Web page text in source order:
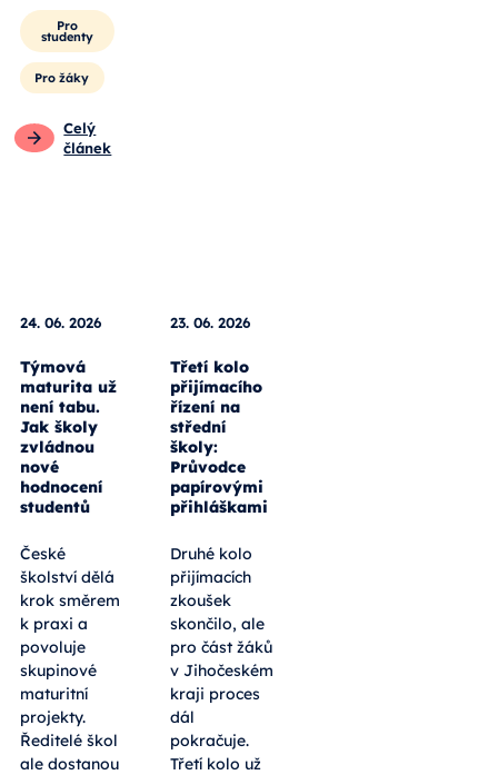
Pro
studenty
Pro žáky
Celý
článek
24. 06. 2026
Týmová
maturita už
není tabu.
Jak školy
zvládnou
nové
hodnocení
studentů
České
školství dělá
krok směrem
k praxi a
povoluje
skupinové
maturitní
projekty.
Ředitelé škol
ale dostanou
23. 06. 2026
Třetí kolo
přijímacího
řízení na
střední
školy:
Průvodce
papírovými
přihláškami
Druhé kolo
přijímacích
zkoušek
skončilo, ale
pro část žáků
v Jihočeském
kraji proces
dál
pokračuje.
Třetí kolo už